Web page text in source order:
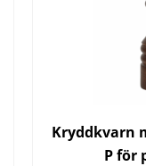
Kryddkvarn
P för